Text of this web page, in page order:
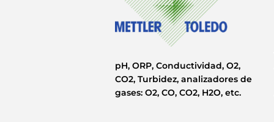
pH, ORP, Conductividad, O2,
CO2, Turbidez, analizadores de
gases: O2, CO, CO2, H2O, etc.